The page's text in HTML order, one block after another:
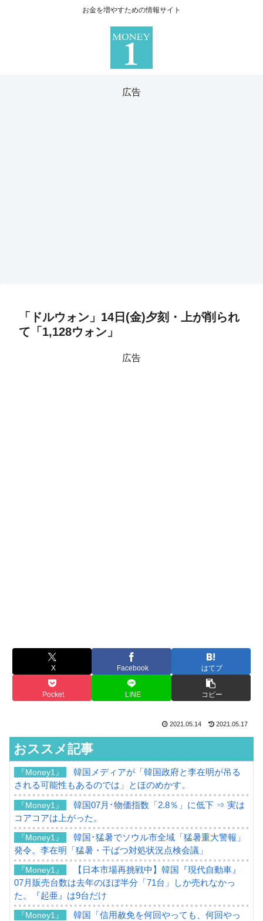
お金を増やすための情報サイト
広告
「ドルウォン」14日(金)夕刻・上が削られ
て「1,128ウォン」
広告
X Facebook はてブ
Pocket LINE コピー
2021.05.14 2021.05.17
おススメ記事
『Money1』
韓国メディアが「韓国政府と李在明が吊る
される可能性もあるのでは」とほのめかす。
『Money1』
韓国07月･物価指数「2.8％」に低下 ⇒ 実は
コアコアは上がった。
『Money1』
韓国･猛暑でソウル市全域「猛暑重大警報」
発令。李在明「猛暑・干ばつ対処状況点検会議」
『Money1』
【日本市場再挑戦中】韓国『現代自動車』
07月販売台数は去年のほぼ半分「71台」しか売れなかっ
た。『起亜』は9台だけ
『Money1』
韓国「信用赦免を何回やっても、何回やっ